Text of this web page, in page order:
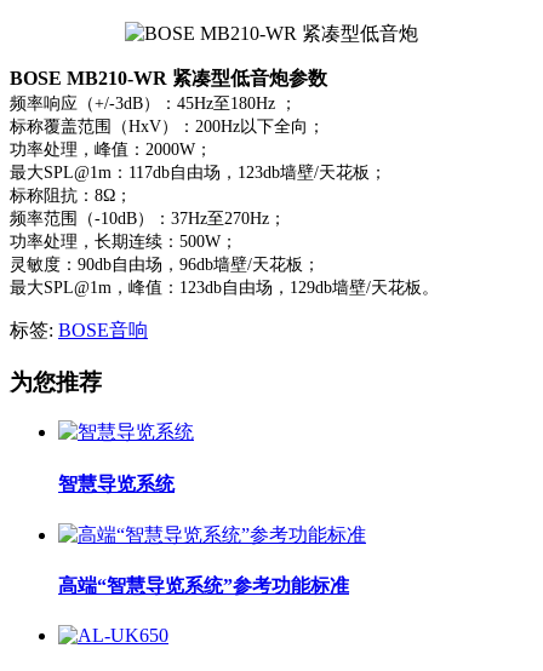
BOSE MB210-WR 紧凑型低音炮参数
频率响应（+/-3dB）：45Hz至180Hz ；
标称覆盖范围（HxV）：200Hz以下全向；
功率处理，峰值：2000W；
最大SPL@1m：117db自由场，123db墙壁/天花板；
标称阻抗：8Ω；
频率范围（-10dB）：37Hz至270Hz；
功率处理，长期连续：500W；
灵敏度：90db自由场，96db墙壁/天花板；
最大SPL@1m，峰值：123db自由场，129db墙壁/天花板。
标签: BOSE音响
为您推荐
智慧导览系统
高端“智慧导览系统”参考功能标准